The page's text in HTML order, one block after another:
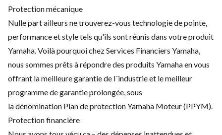
Protection mécanique
Nulle part ailleurs ne trouverez-vous technologie de pointe,
performance et style tels qu'ils sont réunis dans votre produit
Yamaha. Voilà pourquoi chez Services Financiers Yamaha,
nous sommes prêts à répondre des produits Yamaha en vous
offrant la meilleure garantie de l´industrie et le meilleur
programme de garantie prolongée, sous
la dénomination Plan de protection Yamaha Moteur (PPYM).
Protection financière